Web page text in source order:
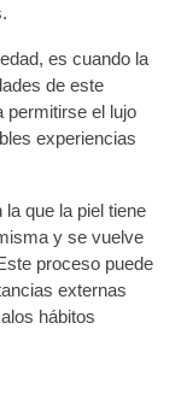
es cuando la
de este
permitirse el lujo
experiencias
que la piel tiene
y se vuelve
proceso puede
externas
hábitos